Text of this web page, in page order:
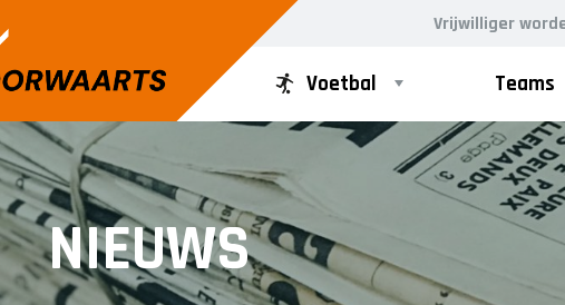
Vrijwilliger
Voetbal Teams
JUNIOREN
JO14-1
JO14-2
PUPILLEN
JO8-1
JO8-2
NIEUWS